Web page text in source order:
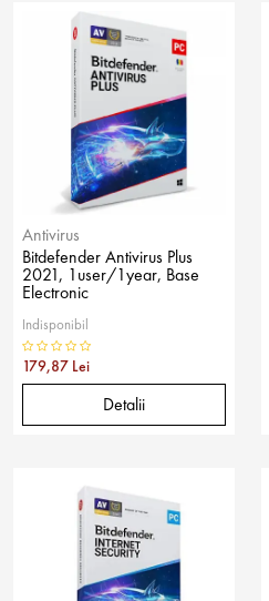
Antivirus
Bitdefender Antivirus Plus
2021, 1user/1year, Base
Electronic
Indisponibil
179,87 Lei
Detalii